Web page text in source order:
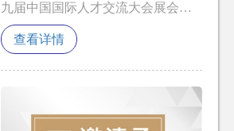
九届中国国际人才交流大会展会服
务采购项目的3家单位进行了竞争性
谈判，经评审小组对入参单位的资
查看详情